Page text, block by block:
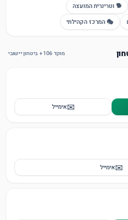
🐕 וטרינרית המועצה
🎭 המרכז הקהילתי
מוקד 106 + ביטחון יישובי
✉️אימייל
✉️אימייל